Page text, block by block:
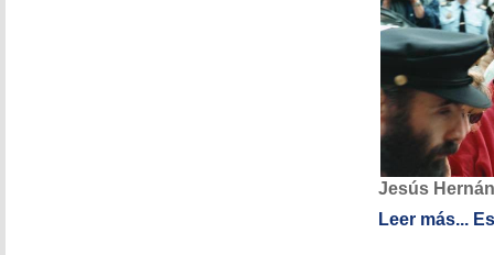
Jesús
Leer más...